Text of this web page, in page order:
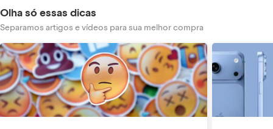
Olha só essas dicas
Separamos artigos e vídeos para sua melhor compra